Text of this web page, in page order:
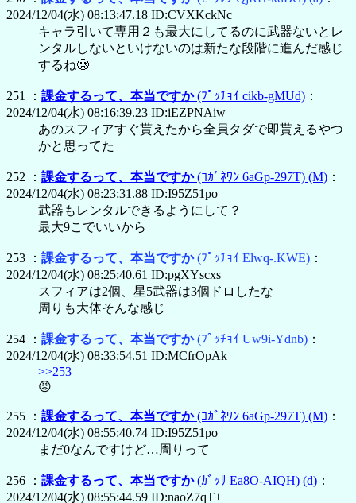
2024/12/04(水) 08:13:47.18 ID:CVXKckNc
キャラ引いて専用２も最大にしてるのに武器ないとレ
ンタルしないといけないのは新たな段階に進んだ感じ
するね🥲
251 ： 課金するって、本当ですか(ﾌﾟｯﾁｮｲ cikb-gMUd) ：
2024/12/04(水) 08:16:39.23 ID:iEZPNAiw
あのスフィアすぐ貰えたから全員タダで即貰えるやつ
かと思ってた
252 ： 課金するって、本当ですか(ｺｶﾞﾈﾜﾝ 6aGp-297T) (M) ：
2024/12/04(水) 08:23:31.88 ID:I95Z51po
武器もレンタルできるようにして？
最大9こでいいから
253 ： 課金するって、本当ですか(ﾌﾟｯﾁｮｲ Elwq-.KWE) ：
2024/12/04(水) 08:25:40.61 ID:pgXYscxs
スフィアは2個、星5武器は3個ドロしたな
周りも大体そんな感じ
254 ： 課金するって、本当ですか(ﾌﾟｯﾁｮｲ Uw9i-Ydnb) ：
2024/12/04(水) 08:33:54.51 ID:MCfrOpAk
>>253
😡
255 ： 課金するって、本当ですか(ｺｶﾞﾈﾜﾝ 6aGp-297T) (M) ：
2024/12/04(水) 08:55:40.74 ID:I95Z51po
まだ0なんですけど…周りって
256 ： 課金するって、本当ですか(ｶﾞｯｻ Ea8O-AIQH) (d) ：
2024/12/04(水) 08:55:44.59 ID:naoZ7qT+